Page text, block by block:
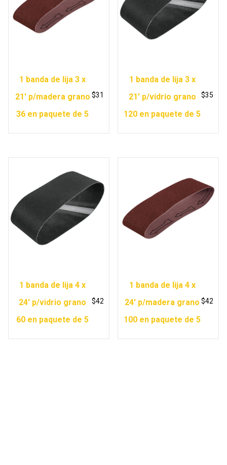
1 banda de lija 3 x
21′ p/madera grano
36 en paquete de 5
$31
1 banda de lija 3 x
21′ p/vidrio grano
120 en paquete de 5
$35
1 banda de lija 4 x
24′ p/vidrio grano
60 en paquete de 5
$42
1 banda de lija 4 x
24′ p/madera grano
100 en paquete de 5
$42